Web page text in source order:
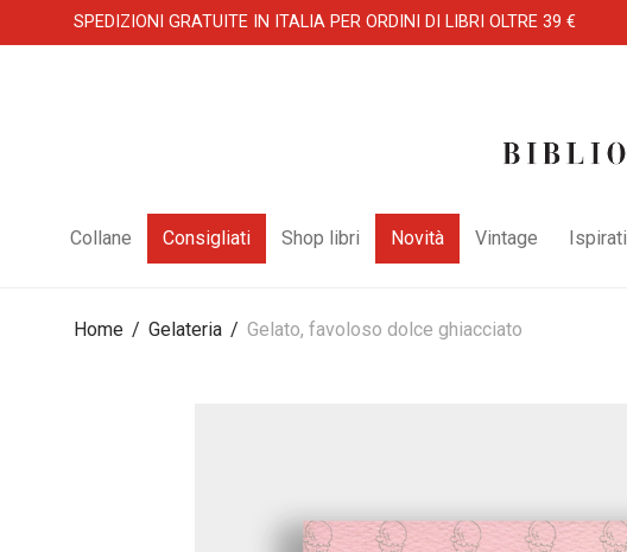
SPEDIZIONI GRATUITE IN ITALIA PER ORDINI DI LIBRI OLTRE 39 €
Collane Consigliati Shop libri Novità Vintage Ispirati
Home / Gelateria / Gelato, favoloso dolce ghiacciato